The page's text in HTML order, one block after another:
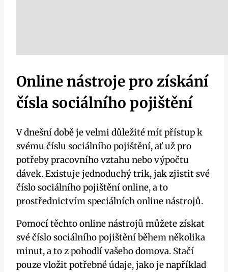
Online nástroje pro získání
čísla sociálního pojištění
V dnešní době je velmi důležité mít přístup k
svému číslu sociálního pojištění, ať už pro
potřeby pracovního vztahu nebo výpočtu
dávek. Existuje jednoduchý trik, jak zjistit své
číslo sociálního pojištění online, a to
prostřednictvím speciálních online nástrojů.
Pomocí těchto online nástrojů můžete získat
své číslo sociálního pojištění během několika
minut, a to z pohodlí vašeho domova. Stačí
pouze vložit potřebné údaje, jako je například